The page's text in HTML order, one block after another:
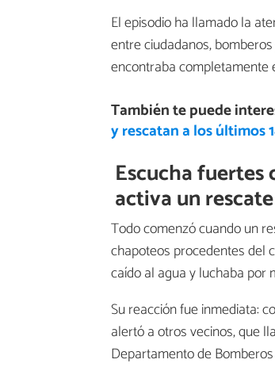
El episodio ha llamado la
entre ciudadanos,
encontraba completamente
También te puede
y rescatan a los últimos
Escucha fuertes
activa un
Todo comenzó cuando un
chapoteos procedentes del
caído al agua y luchaba por
Su reacción fue inmediata:
alertó a otros vecinos, que
Departamento de